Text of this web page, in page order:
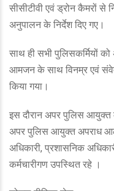
सीसीटीवी एवं ड्रोन कैमरों से
अनुपालन के निर्देश दिए गए।
साथ ही सभी पुलिसकर्मियों
आमजन के साथ विनम्र एवं
किया गया।
इस दौरान अपर पुलिस आयुक्त
अपर पुलिस आयुक्त अपराध
अधिकारी, प्रशासनिक
कर्मचारीगण उपस्थित रहे ।